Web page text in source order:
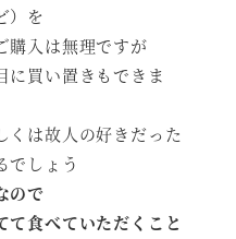
）を
購入は無理ですが
に買い置きもできま
くは故人の好きだった
でしょう
ので
て食べていただくこと